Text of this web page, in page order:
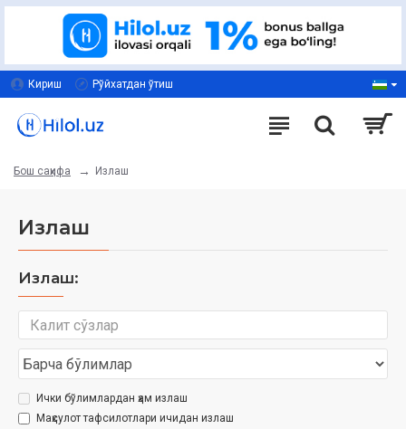
Кириш Рўйхатдан ўтиш
Бош саҳифа Излаш
Излаш
Излаш:
Ички бўлимлардан ҳам излаш
Маҳсулот тафсилотлари ичидан излаш